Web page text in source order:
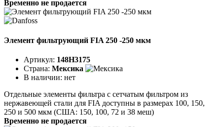
Временно не продается
Элемент фильтрующий FIA 250 -250 мкм
Артикул: 148H3175
Страна: Мексика
В наличии: нет
Отдельные элементы фильтра с сетчатым фильтром из
нержавеющей стали для FIA доступны в размерах 100, 150,
250 и 500 мкм (США: 150, 100, 72 и 38 меш)
Временно не продается